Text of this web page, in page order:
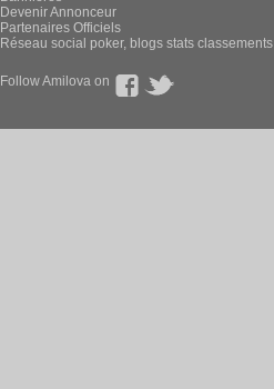
Devenir Annonceur
Partenaires Officiels
Réseau social poker, blogs stats classements
Follow Amilova on